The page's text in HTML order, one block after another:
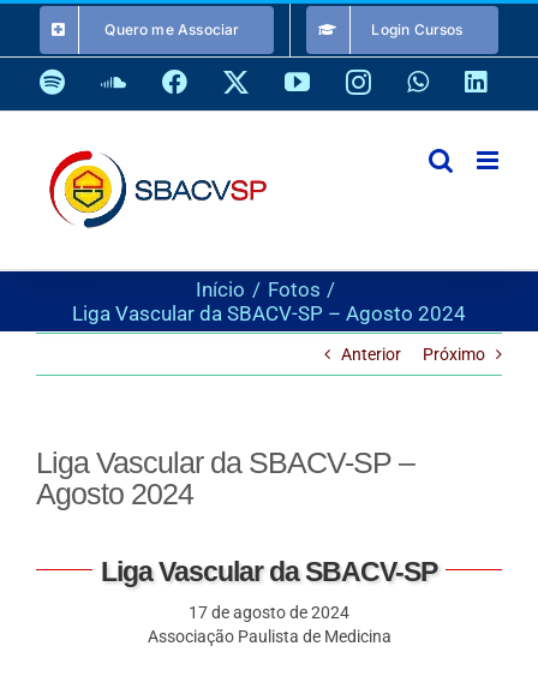
o
conteúdo
Quero me Associar Login Cursos
SpotifySoundCloud
Facebook YouTubeInstagramWhatsApp
Início
Fotos
Liga Vascular da SBACV-SP – Agosto 2024
Anterior Próximo
Liga Vascular da SBACV-SP –
Agosto 2024
Liga Vascular da SBACV-SP
17 de agosto de 2024
Associação Paulista de Medicina